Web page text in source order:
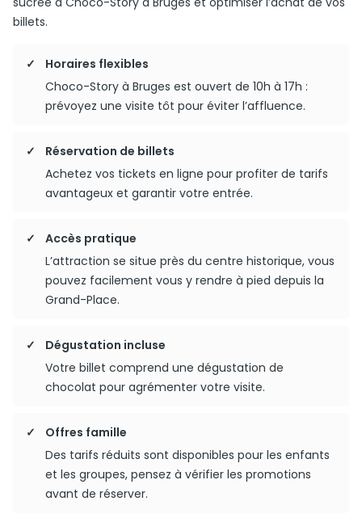
billets.
Horaires flexibles
Choco-Story à Bruges est ouvert de 10h à 17h :
prévoyez une visite tôt pour éviter l’affluence.
Réservation de billets
Achetez vos tickets en ligne pour profiter de tarifs
avantageux et garantir votre entrée.
Accès pratique
L’attraction se situe près du centre historique, vous
pouvez facilement vous y rendre à pied depuis la
Grand-Place.
Dégustation incluse
Votre billet comprend une dégustation de
chocolat pour agrémenter votre visite.
Offres famille
Des tarifs réduits sont disponibles pour les enfants
et les groupes, pensez à vérifier les promotions
avant de réserver.